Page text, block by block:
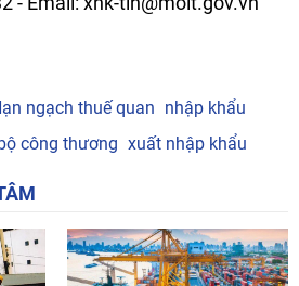
ngạch thuế quan nhập khẩu
công thương xuất nhập khẩu